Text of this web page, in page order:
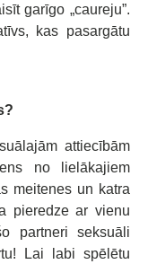
garīgo „caureju”.
kas pasargātu
attiecībām
no lielākajiem
meitenes un katra
pieredze ar vienu
partneri seksuāli
Lai labi spēlētu